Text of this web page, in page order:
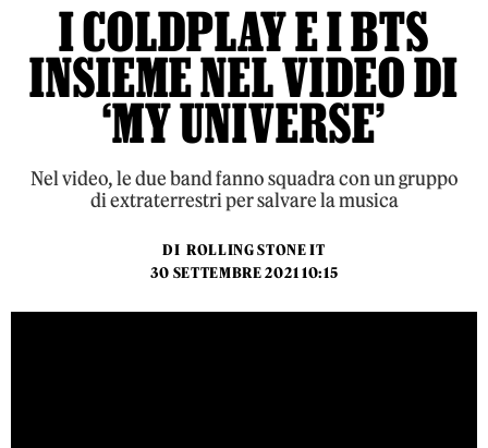
I COLDPLAY E I BTS
INSIEME NEL VIDEO DI
‘MY UNIVERSE’
Nel video, le due band fanno squadra con un gruppo
di extraterrestri per salvare la musica
DI ROLLING STONE IT
30 SETTEMBRE 2021 10:15